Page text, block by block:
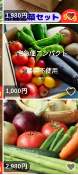
いいね！
1,980円
いいね！
1,000円
いいね！
2,980円